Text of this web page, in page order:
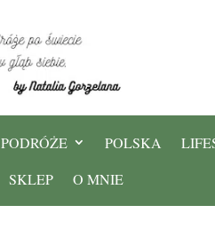
PODRÓŻE POLSKA
SKLEP O MNIE